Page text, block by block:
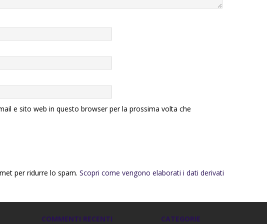
e sito web in questo browser per la prossima volta che
per ridurre lo spam. Scopri come vengono elaborati i dati derivati
COMMENTI RECENTI CATEGORIE